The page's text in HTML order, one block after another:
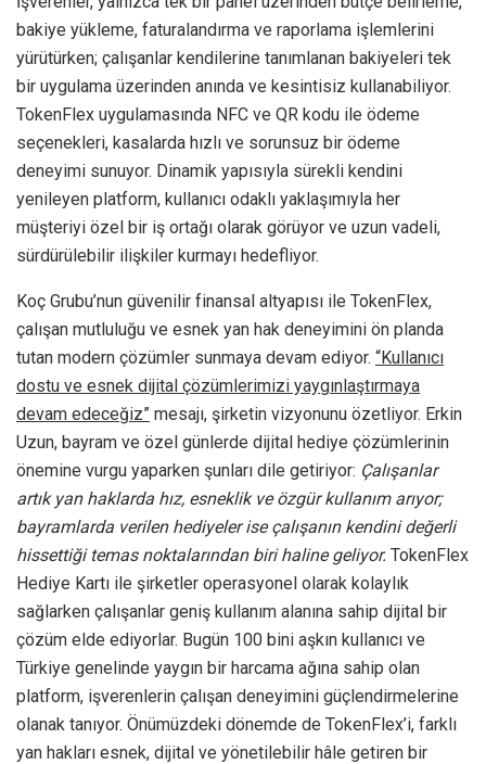
bakiye yükleme, faturalandırma ve raporlama işlemlerini
yürütürken; çalışanlar kendilerine tanımlanan bakiyeleri tek
bir uygulama üzerinden anında ve kesintisiz kullanabiliyor.
TokenFlex uygulamasında NFC ve QR kodu ile ödeme
seçenekleri, kasalarda hızlı ve sorunsuz bir ödeme
deneyimi sunuyor. Dinamik yapısıyla sürekli kendini
yenileyen platform, kullanıcı odaklı yaklaşımıyla her
müşteriyi özel bir iş ortağı olarak görüyor ve uzun vadeli,
sürdürülebilir ilişkiler kurmayı hedefliyor.
Koç Grubu’nun güvenilir finansal altyapısı ile TokenFlex,
çalışan mutluluğu ve esnek yan hak deneyimini ön planda
tutan modern çözümler sunmaya devam ediyor. “Kullanıcı
dostu ve esnek dijital çözümlerimizi yaygınlaştırmaya
devam edeceğiz” mesajı, şirketin vizyonunu özetliyor. Erkin
Uzun, bayram ve özel günlerde dijital hediye çözümlerinin
önemine vurgu yaparken şunları dile getiriyor: Çalışanlar
artık yan haklarda hız, esneklik ve özgür kullanım arıyor;
bayramlarda verilen hediyeler ise çalışanın kendini değerli
hissettiği temas noktalarından biri haline geliyor. TokenFlex
Hediye Kartı ile şirketler operasyonel olarak kolaylık
sağlarken çalışanlar geniş kullanım alanına sahip dijital bir
çözüm elde ediyorlar. Bugün 100 bini aşkın kullanıcı ve
Türkiye genelinde yaygın bir harcama ağına sahip olan
platform, işverenlerin çalışan deneyimini güçlendirmelerine
olanak tanıyor. Önümüzdeki dönemde de TokenFlex’i, farklı
yan hakları esnek, dijital ve yönetilebilir hâle getiren bir